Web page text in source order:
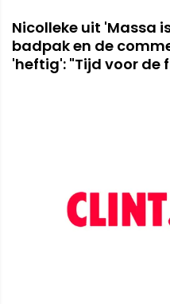
Nicolleke uit 'Massa
badpak en de
'heftig': "Tijd voor de